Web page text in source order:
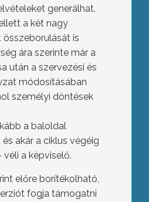
generálhat.
a két nagy
is
ára szerinte már a
után a szervezési és
módosításában
személyi döntések
a baloldal
akár a ciklus végéig
a képviselő.
előre borítékolható,
fogja támogatni